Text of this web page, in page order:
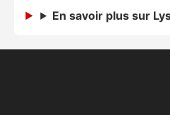
En savoir plus sur